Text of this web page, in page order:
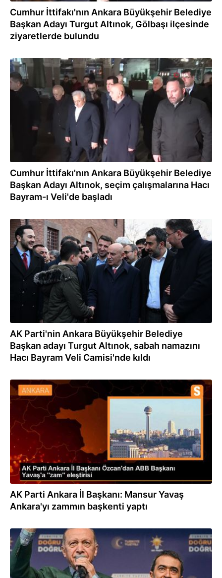
Cumhur İttifakı'nın Ankara Büyükşehir Belediye
Başkan Adayı Turgut Altınok, Gölbaşı ilçesinde
ziyaretlerde bulundu
19.01.2024
Cumhur İttifakı'nın Ankara Büyükşehir Belediye
Başkan Adayı Altınok, seçim çalışmalarına Hacı
Bayram-ı Veli'de başladı
19.01.2024
AK Parti'nin Ankara Büyükşehir Belediye
Başkan adayı Turgut Altınok, sabah namazını
Hacı Bayram Veli Camisi'nde kıldı
06.01.2024
AK Parti Ankara İl Başkanı: Mansur Yavaş
Ankara'yı zammın başkenti yaptı
02.01.2024